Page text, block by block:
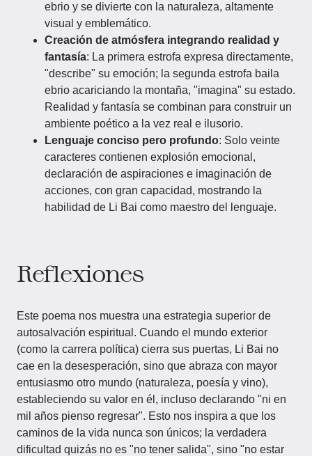
ebrio y se divierte con la naturaleza, altamente
visual y emblemático.
Creación de atmósfera integrando realidad y
fantasía: La primera estrofa expresa directamente,
"describe" su emoción; la segunda estrofa baila
ebrio acariciando la montaña, "imagina" su estado.
Realidad y fantasía se combinan para construir un
ambiente poético a la vez real e ilusorio.
Lenguaje conciso pero profundo: Solo veinte
caracteres contienen explosión emocional,
declaración de aspiraciones e imaginación de
acciones, con gran capacidad, mostrando la
habilidad de Li Bai como maestro del lenguaje.
Reflexiones
Este poema nos muestra una estrategia superior de
autosalvación espiritual. Cuando el mundo exterior
(como la carrera política) cierra sus puertas, Li Bai no
cae en la desesperación, sino que abraza con mayor
entusiasmo otro mundo (naturaleza, poesía y vino),
estableciendo su valor en él, incluso declarando "ni en
mil años pienso regresar". Esto nos inspira a que los
caminos de la vida nunca son únicos; la verdadera
dificultad quizás no es "no tener salida", sino "no estar